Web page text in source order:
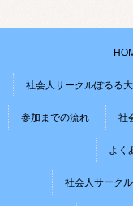
社会人サークルぽるる
参加までの流れ 社
よく
社会人サーク